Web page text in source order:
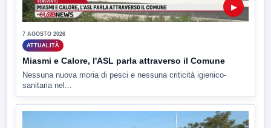
▶
7 AGOSTO 2026
ATTUALITÀ
Miasmi e Calore, l'ASL parla attraverso il Comune
Nessuna nuova moria di pesci e nessuna criticità igienico-
sanitaria nel...